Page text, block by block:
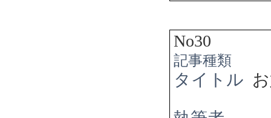
No30
記事種類
タイトル